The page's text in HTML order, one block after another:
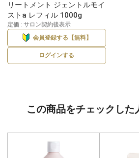
リートメント ジェントルモイ
ストa レフィル 1000g
定価 : サロン契約後表示
会員登録する【無料】
ログインする
この商品をチェックした